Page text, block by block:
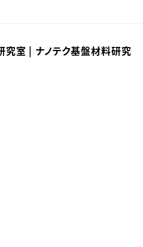
究室 | ナノテク基盤材料研究